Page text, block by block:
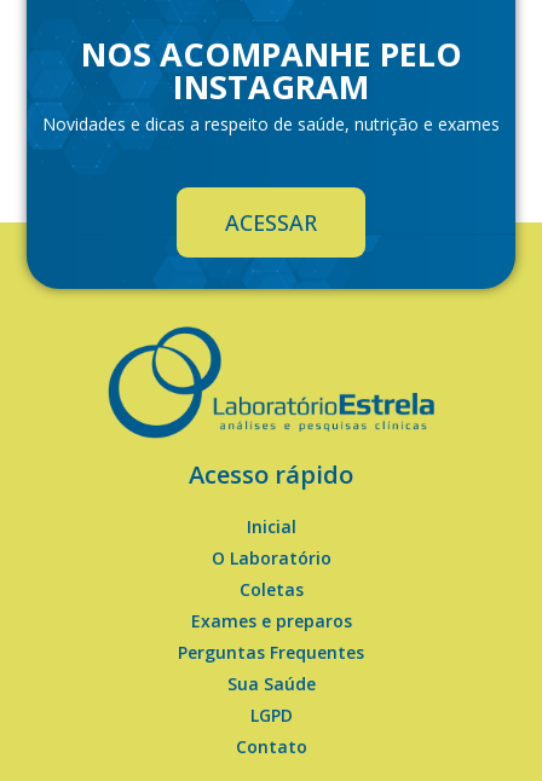
NOS ACOMPANHE PELO
INSTAGRAM
Novidades e dicas a respeito de saúde, nutrição e exames
ACESSAR
Acesso rápido
Inicial
O Laboratório
Coletas
Exames e preparos
Perguntas Frequentes
Sua Saúde
LGPD
Contato